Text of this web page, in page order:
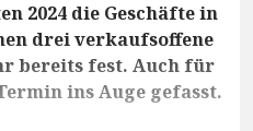
2024 die Geschäfte in
drei verkaufsoffene
bereits fest. Auch für
ins Auge gefasst.